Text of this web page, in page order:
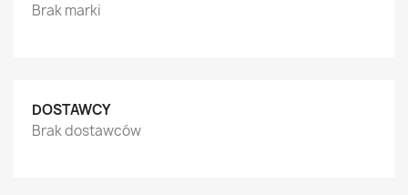
Brak marki
DOSTAWCY
Brak dostawców